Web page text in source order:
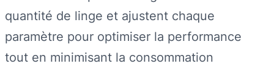
quantité de linge et ajustent chaque
paramètre pour optimiser la performance
tout en minimisant la consommation